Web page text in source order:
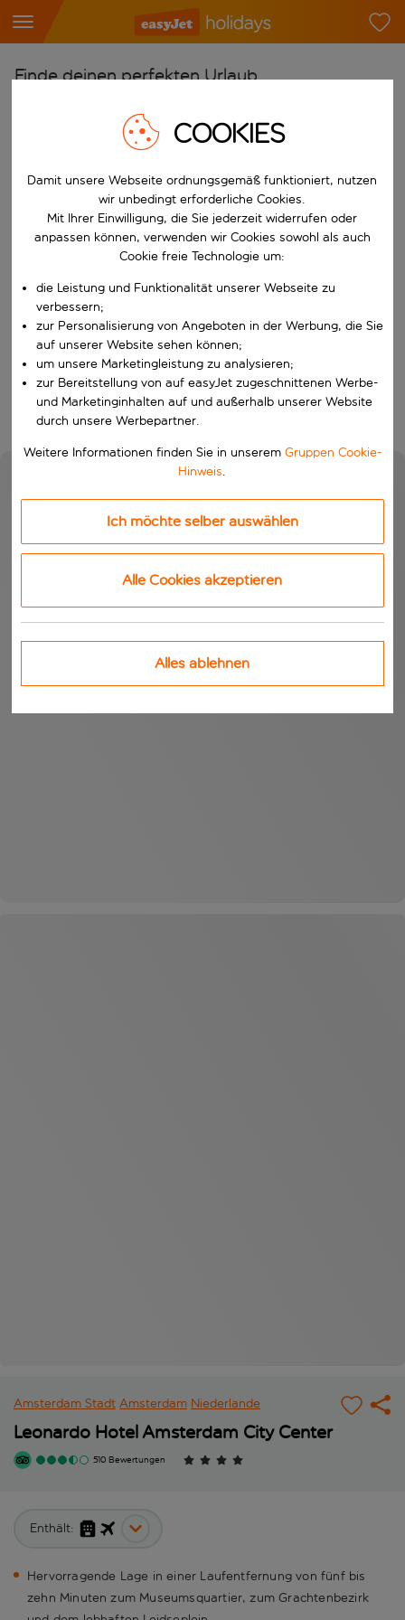
Finde deinen perfekten Urlaub
Flughafen wählen
Beginne mit der Eingabe für die automatische
Reiseziel wählen
Nach
Wähle ein Ab- und Rückflugdatum aus.
Reisezeitraum wählen
Wann
Wer
Suchen
Amsterdam Stadt Amsterdam Niederlande
Leonardo Hotel Amsterdam City Center
510 Bewertungen
Enthält:
Hervorragende Lage in einer Laufentfernung von fünf bis
zehn Minuten zum Museumsquartier, zum Grachtenbezirk
COOKIES
Damit unsere Webseite ordnungsgemäß funktioniert, nutzen
wir unbedingt erforderliche Cookies.
Mit Ihrer Einwilligung, die Sie jederzeit widerrufen oder
anpassen können, verwenden wir Cookies sowohl als auch
Cookie freie Technologie um:
die Leistung und Funktionalität unserer Webseite zu
verbessern;
zur Personalisierung von Angeboten in der Werbung, die Sie
auf unserer Website sehen können;
um unsere Marketingleistung zu analysieren;
zur Bereitstellung von auf easyJet zugeschnittenen Werbe-
und Marketinginhalten auf und außerhalb unserer Website
durch unsere Werbepartner.
Weitere Informationen finden Sie in unserem Gruppen Cookie-
Hinweis.
Ich möchte selber auswählen
Alle Cookies akzeptieren
Alles ablehnen